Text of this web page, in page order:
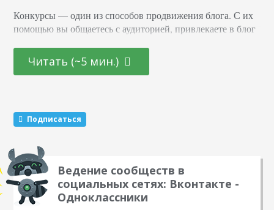
Конкурсы –– один из способов продвижения блога. С их
помощью вы общаетесь с аудиторией, привлекаете в блог
что вы обещаете участникам подарок за то, что они тем
или иным образом расскажут о вас другим пользователям.
механики, которые маркетологи советуют чередовать…
Читать (~5 мин.)
Подписаться
Ведение сообществ в
социальных сетях: Вконтакте -
Одноклассники